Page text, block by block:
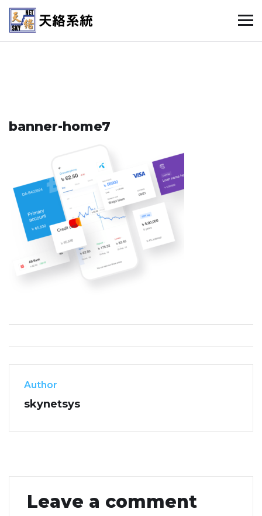
banner-home7
Author
skynetsys
Leave a comment